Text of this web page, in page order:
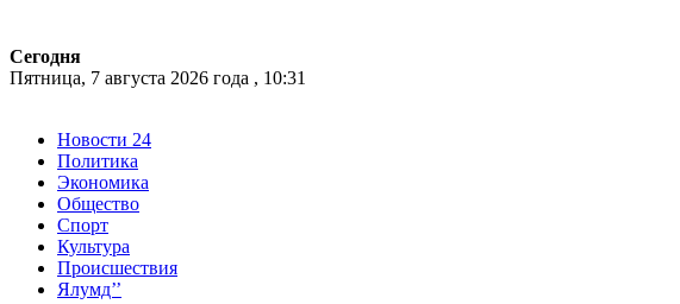
Сегодня
Пятница, 7 августа 2026 года , 10:31
Новости 24
Политика
Экономика
Общество
Спорт
Культура
Происшествия
Ялумд’’